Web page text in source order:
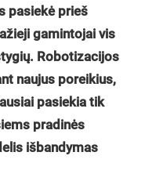
pasiekė prieš
gamintojai vis
Robotizacijos
naujus poreikius,
pasiekia tik
pradinės
išbandymas